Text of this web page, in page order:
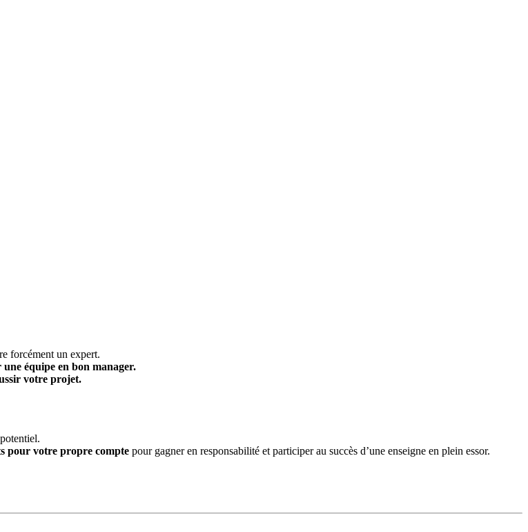
forcément un expert.
équipe en bon manager.
votre projet.
pour votre propre compte pour gagner en responsabilité et participer au succès d’une enseigne en plein essor.